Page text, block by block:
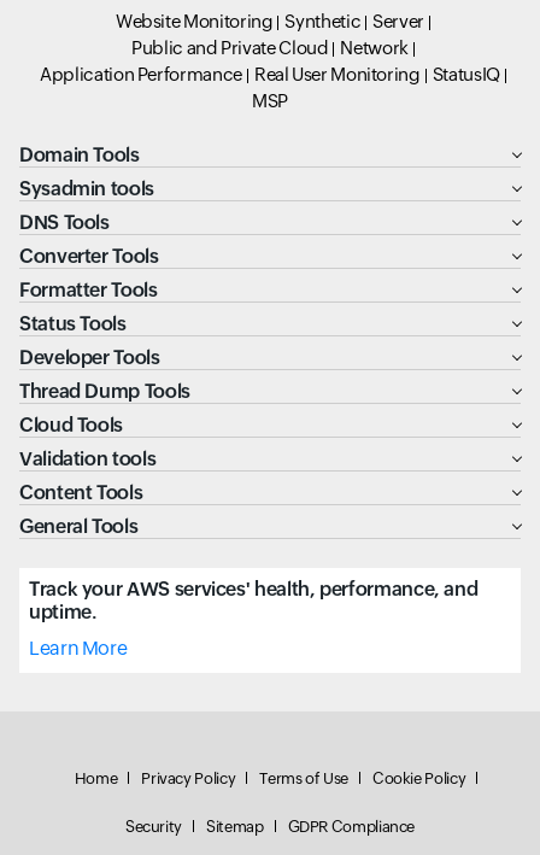
Website Monitoring Synthetic
Server
Public and Private Cloud
Network
Application Performance
Real User Monitoring
StatusIQ
MSP
Domain Tools
Sysadmin tools
DNS Tools
Converter Tools
Formatter Tools
Status Tools
Developer Tools
Thread Dump Tools
Cloud Tools
Validation tools
Content Tools
General Tools
Track your AWS services' health, performance, and
uptime.
Learn More
Home Privacy Policy Terms of Use Cookie Policy
Security Sitemap GDPR Compliance